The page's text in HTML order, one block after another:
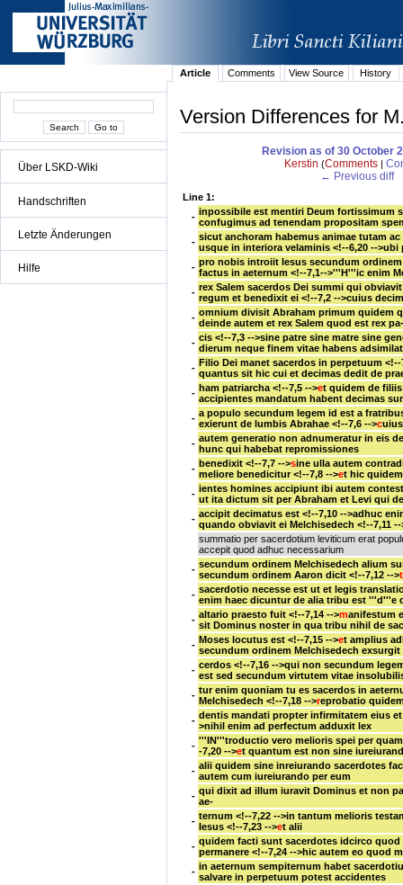
Über LSKD-Wiki
Handschriften
Letzte Änderungen
Hilfe
Article Comments View Source History
Version Differences for
Revision as of 30 October
Kerstin (Comments|
← Previous diff
Line 1:
- inpossibile est mentiri Deum fortissimum
confugimus ad tenendam propositam
- sicut anchoram habemus animae tutam ac
usque in interiora velaminis <!--6,20 --
- pro nobis introiit Iesus secundum
factus in aeternum <!--7,1-->'''H'''ic enim
- rex Salem sacerdos Dei summi qui obviavit
regum et benedixit ei <!--7,2 -->cuius
- omnium divisit Abraham primum quidem
deinde autem et rex Salem quod est rex
- cis <!--7,3 -->sine patre sine matre sine
dierum neque finem vitae habens
- Filio Dei manet sacerdos in perpetuum <!--
quantus sit hic cui et decimas dedit de
- ham patriarcha <!--7,5 -->et quidem de
accipientes mandatum habent decimas
- a populo secundum legem id est a
exierunt de lumbis Abrahae <!--7,6 -->c
- autem generatio non adnumeratur in eis
hunc qui habebat repromissiones
- benedixit <!--7,7 -->sine ulla autem
meliore benedicitur<!--7,8 -->et hic quidem
- ientes homines accipiunt ibi autem
ut ita dictum sit per Abraham et Levi qui
- accipit decimatus est <!--7,10 -->adhuc
quando obviavit ei Melchisedech <!--7,11 --
summatio per sacerdotium leviticum erat
accepit quod adhuc necessarium
- secundum ordinem Melchisedech alium
secundum ordinem Aaron dicit <!--7,12 -->t
- sacerdotio necesse est ut et legis
enim haec dicunturde alia tribu est '''d'''e
- altario praesto fuit <!--7,14 -->manifestum
sit Dominus nosterin qua tribu nihil de
- Moses locutus est <!--7,15 -->et amplius
secundum ordinem Melchisedech
- cerdos <!--7,16 -->qui non secundum
est sed secundum virtutem vitae
- tur enim quoniam tu es sacerdos in
Melchisedech <!--7,18 -->reprobatio
- dentis mandati propter infirmitatem eius
>nihil enim ad perfectum adduxit lex
- '''IN'''troductio vero melioris spei per
-7,20 -->et quantum est non sine
- alii quidem sine inreiurando sacerdotes
autem cum iureiurando per eum
- qui dixit ad illum iuravit Dominus et non
ae-
- ternum <!--7,22 -->in tantum melioris
Iesus <!--7,23 -->et alii
- quidem facti sunt sacerdotes idcirco quod
permanere <!--7,24 -->hic autem eo quod
- in aeternum sempiternum habet
salvare in perpetuum potest accidentes